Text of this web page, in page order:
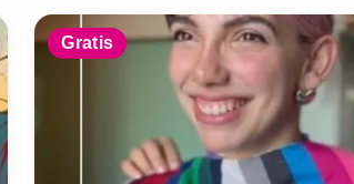
Gratis